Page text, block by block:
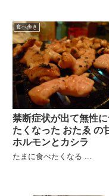
食べ歩き
禁断症状が出て無性
たくなった おたゑ の
ホルモンとカシラ
たまに食べたくなる ...